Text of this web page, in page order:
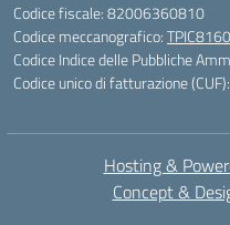
Codice fiscale: 82006360810
Codice meccanografico:
Codice Indice delle Pubbliche
Codice unico di fatturazione
Hosting &
Concept &